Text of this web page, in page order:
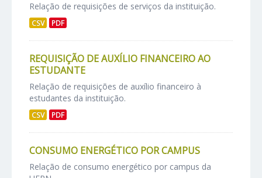
Relação de requisições de serviços da instituição.
CSV PDF
REQUISIÇÃO DE AUXÍLIO FINANCEIRO AO
ESTUDANTE
Relação de requisições de auxílio financeiro à
estudantes da instituição.
CSV PDF
CONSUMO ENERGÉTICO POR CAMPUS
Relação de consumo energético por campus da